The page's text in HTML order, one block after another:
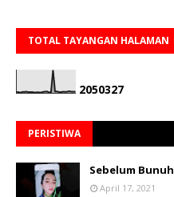
TOTAL TAYANGAN HALAMAN
2050327
PERISTIWA
Sebelum
April 17, 2021